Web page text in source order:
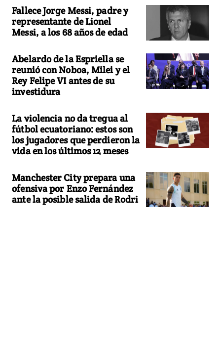
Fallece Jorge Messi, padre y
representante de Lionel
Messi, a los 68 años de edad
Abelardo de la Espriella se
reunió con Noboa, Milei y el
Rey Felipe VI antes de su
investidura
La violencia no da tregua al
fútbol ecuatoriano: estos son
los jugadores que perdieron la
vida en los últimos 12 meses
Manchester City prepara una
ofensiva por Enzo Fernández
ante la posible salida de Rodri